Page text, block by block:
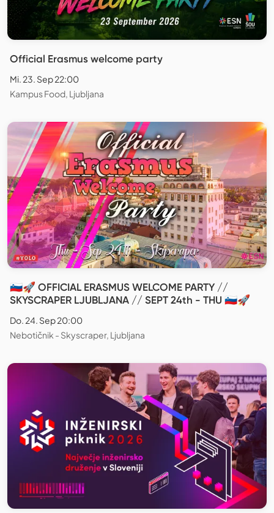
Official Erasmus welcome party
Mi. 23. Sep 22:00
Kampus Food, Ljubljana
🇸🇮🚀 OFFICIAL ERASMUS WELCOME PARTY //
SKYSCRAPER LJUBLJANA // SEPT 24th - THU 🇸🇮🚀
Do. 24. Sep 20:00
Nebotičnik - Skyscraper, Ljubljana